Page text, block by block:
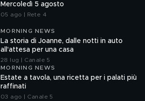
Mercoledì 5 agosto
05 ago | Rete 4
MORNING NEWS
La storia di Joanne, dalle notti in auto
all'attesa per una casa
28 lug | Canale 5
MORNING NEWS
Estate a tavola, una ricetta per i palati più
raffinati
03 ago | Canale 5